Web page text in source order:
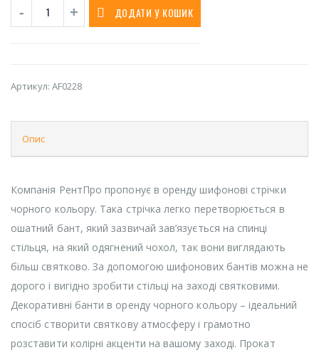
ДОДАТИ У КОШИК
Артикул: AF0228
Опис
Компанія РентПро пропонує в оренду шифонові стрічки
чорного кольору. Така стрічка легко перетворюється в
ошатний бант, який зазвичай зав’язується на спинці
стільця, на який одягнений чохол, так вони виглядають
більш святково. За допомогою шифонових бантів можна не
дорого і вигідно зробити стільці на заході святковими.
Декоративні банти в оренду чорного кольору – ідеальний
спосіб створити святкову атмосферу і грамотно
розставити колірні акценти на вашому заході. Прокат